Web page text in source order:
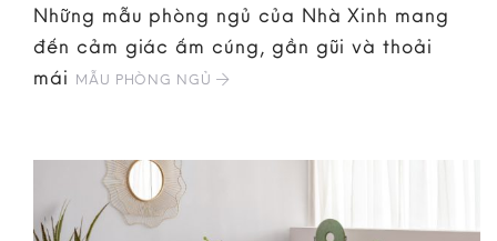
Những mẫu phòng ngủ của Nhà Xinh mang
đến cảm giác ấm cúng, gần gũi và thoải
mái MẪU PHÒNG NGỦ